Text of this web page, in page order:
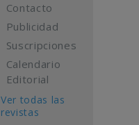
Contacto
Publicidad
Suscripciones
Calendario
Editorial
Ver todas las
revistas